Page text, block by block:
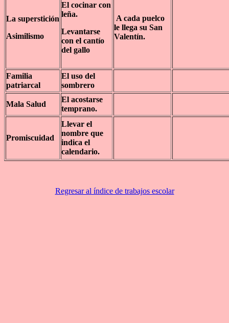
La superstición
Asimilismo
El cocinar con
leña.
Levantarse
con el cantío
del gallo
A cada puelco
le llega su San
Valentín.
Familia
patriarcal
El uso del
sombrero
Mala Salud
El acostarse
temprano.
Promiscuidad
Llevar el
nombre que
indica el
calendario.
Regresar al índice de trabajos escolar